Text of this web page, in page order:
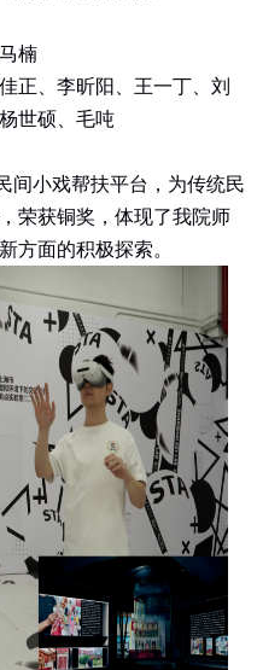
楠
正、李昕阳、王一丁、刘
世硕、毛吨
间小戏帮扶平台，为传统民
荣获铜奖，体现了我院师
方面的积极探索。